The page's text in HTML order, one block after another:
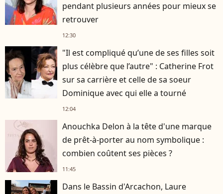
pendant plusieurs années pour mieux se
retrouver
12:30
"Il est compliqué qu’une de ses filles soit
plus célèbre que l’autre" : Catherine Frot
sur sa carrière et celle de sa soeur
Dominique avec qui elle a tourné
12:04
Anouchka Delon à la tête d'une marque
de prêt-à-porter au nom symbolique :
combien coûtent ses pièces ?
11:45
Dans le Bassin d'Arcachon, Laure